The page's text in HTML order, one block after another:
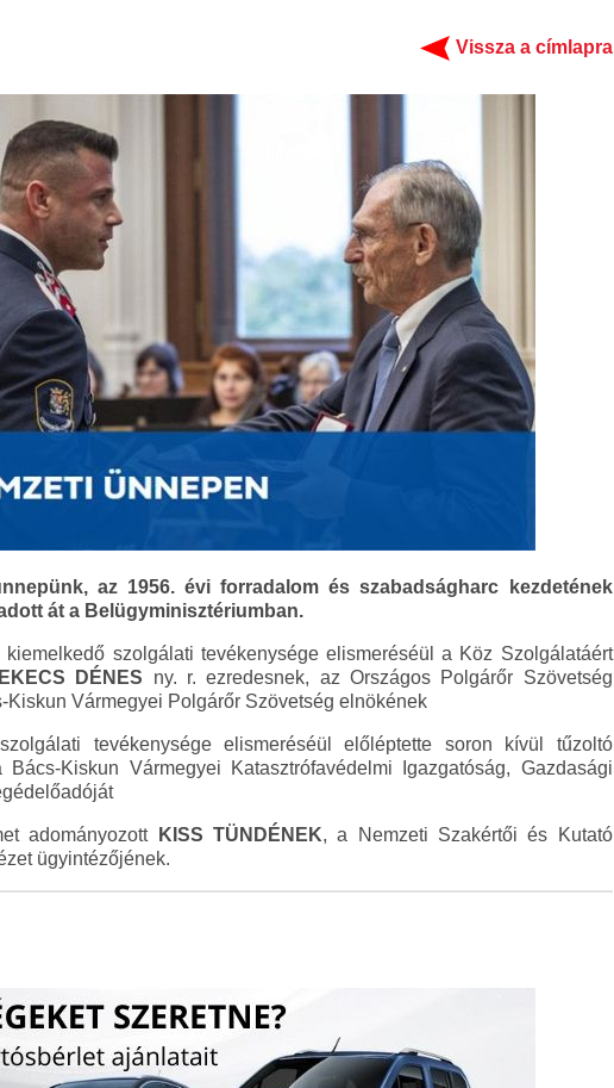
Vissza a címlapra
az 1956. évi forradalom és szabadságharc kezdetének
át a Belügyminisztériumban.
szolgálati tevékenysége elismeréséül a Köz Szolgálatáért
DÉNES ny. r. ezredesnek, az Országos Polgárőr Szövetség
Vármegyei Polgárőr Szövetség elnökének
tevékenysége elismeréséül előléptette soron kívül tűzoltó
Bács-Kiskun Vármegyei Katasztrófavédelmi Igazgatóság, Gazdasági
adományozottKISS TÜNDÉNEK, a Nemzeti Szakértői és Kutató
ügyintézőjének.